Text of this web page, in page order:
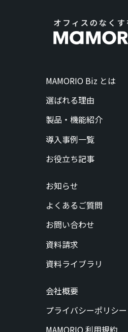
MAMORIO Biz とは
選ばれる理由
製品・機能紹介
導入事例一覧
お役立ち記事
お知らせ
よくあるご質問
お問い合わせ
資料請求
資料ライブラリ
会社概要
プライバシーポリシー